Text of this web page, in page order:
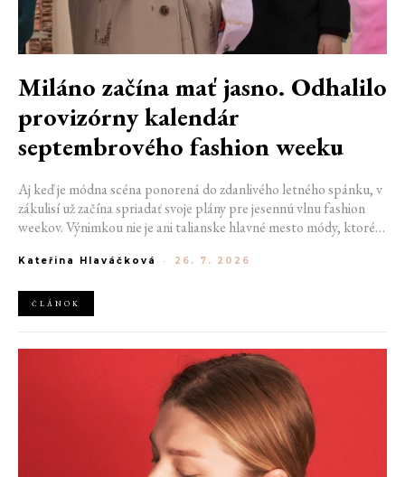
Miláno začína mať jasno. Odhalilo
provizórny kalendár
septembrového fashion weeku
Aj keď je módna scéna ponorená do zdanlivého letného spánku, v
zákulisí už začína spriadať svoje plány pre jesennú vlnu fashion
weekov. Výnimkou nie je ani talianske hlavné mesto módy, ktoré
od 22. do 28. septembra privíta tradičné mená, pozornosť však
značky Moschino.
Kateřina Hlaváčková - 26. 7. 2026
ČLÁNOK